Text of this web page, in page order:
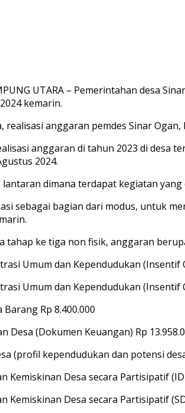
UTARA – Pemerintahan desa
kemarin.
realisasi anggaran pemdes Sinar
anggaran di tahun 2023 di desa
2024.
dimana terdapat kegiatan
sebagai bagian dari modus, untuk
tahap ke tiga non fisik, anggaran
Umum dan Kependudukan (Insentif
Umum dan Kependudukan (Insentif
Rp 8.400.000
Desa (Dokumen Keuangan) Rp
(profil kependudukan dan potensi
Kemiskinan Desa secara Partisipatif
Kemiskinan Desa secara Partisipatif